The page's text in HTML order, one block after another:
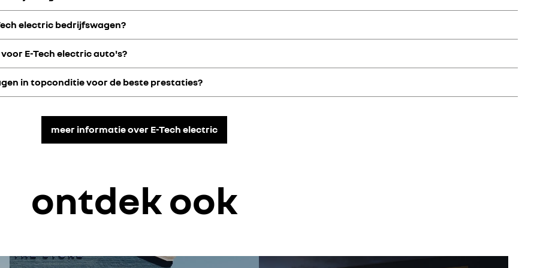
je auto volgen en de continuïteit van je bedrijf waarborgen.
het geluid verminderen, het comfort verbeteren en het rijbereik behouden dankzij een aangepast profiel.
electric bedrijfswagen?
dekken essentiële controles volgens het onderhoudsschema en de aanbevelingen van de fabrikant, inclusief Route
E-Tech electric auto's?
onderhoudssystemen
kenmerken van elektrische auto's.
onderhoudsbehoeften, laat werkzaamheden sneller uitvoeren en zorgt in elke fase voor deskundige zorg.
in topconditie voor de beste prestaties?
het eerst wordt bereikt), met een laadcapaciteit van minstens 70% in alle omstandigheden.
meer informatie over E-Tech electric
ontdek ook